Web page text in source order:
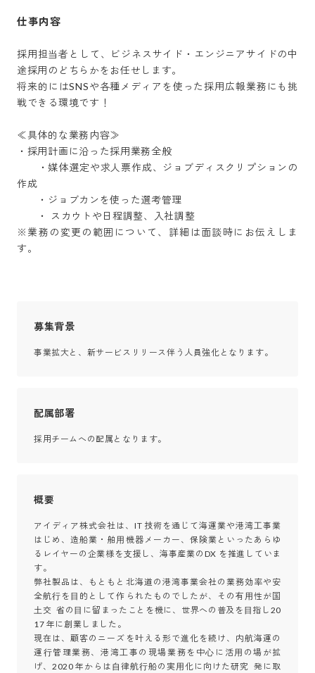
仕事内容
採用担当者として、ビジネスサイド・エンジニアサイドの中
途採用のどちらかをお任せします。
将来的にはSNSや各種メディアを使った採用広報業務にも挑
戦できる環境です！
≪具体的な業務内容≫
・採用計画に沿った採用業務全般
・媒体選定や求人票作成、ジョブディスクリプションの
作成
・ジョブカンを使った選考管理
・ スカウトや日程調整、入社調整
※業務の変更の範囲について、詳細は面談時にお伝えしま
す。
募集背景
事業拡大と、新サービスリリース伴う人員強化となります。
配属部署
採用チームへの配属となります。
概要
アイディア株式会社は、IT 技術を通じて海運業や港湾⼯事業
はじめ、造船業・舶⽤機器メーカー、保険業といったあらゆ
るレイヤーの企業様を⽀援し、海事産業のDX を推進していま
す。
弊社製品は、もともと北海道の港湾事業会社の業務効率や安
全航⾏を⽬的として作られたものでしたが、その有⽤性が国
⼟交 省の⽬に留まったことを機に、世界への普及を⽬指し20
17 年に創業しました。
現在は、顧客のニーズを叶える形で進化を続け、内航海運の
運⾏管理業務、港湾⼯事の現場業務を中⼼に活⽤の場が拡
げ、2020 年からは⾃律航⾏船の実⽤化に向けた研究 発に取